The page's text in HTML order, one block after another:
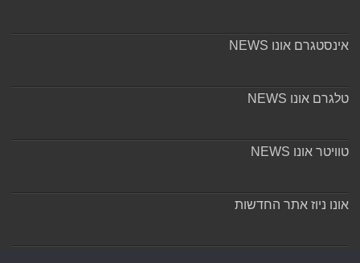
אינסטגרם אונו NEWS
טלגרם אונו NEWS
טוויטר אונו NEWS
אונו ניוז אתר החדשות